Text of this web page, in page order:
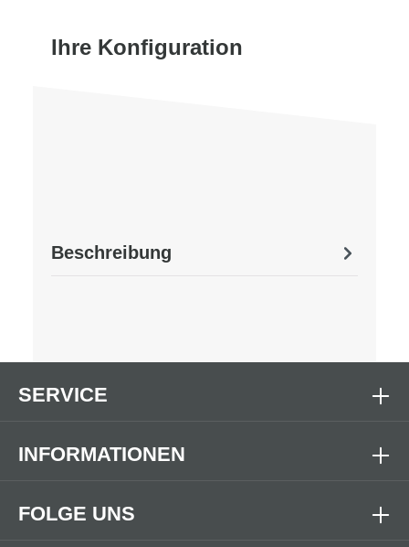
Ihre Konfiguration
Beschreibung
FOLGE UNS
SERVICE
INFORMATIONEN